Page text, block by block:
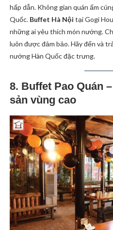
hấp dẫn. Không gian quán ấm
Quốc. Buffet Hà Nội tại Gogi
những ai yêu thích món nướng.
luôn được đảm bảo. Hãy đến và
nướng Hàn Quốc đặc trưng.
8. Buffet Pao Quán
sản vùng cao